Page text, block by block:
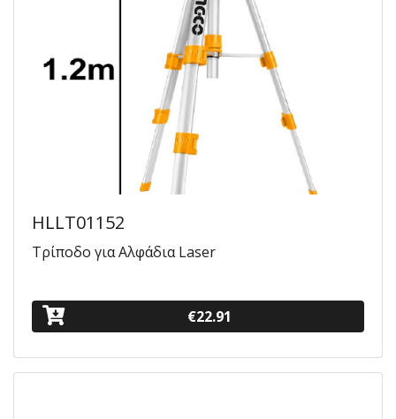
HLLT01152
Τρίποδο για Αλφάδια Laser
€22.91